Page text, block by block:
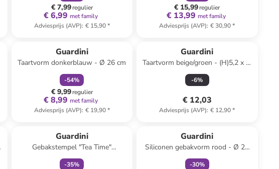
€ 7,99regulier
€ 6,99 met family
Adviesprijs (AVP): € 15,90*
€ 15,99regulier
€ 13,99 met family
Adviesprijs (AVP): € 30,90*
Guardini
Taartvorm donkerblauw - Ø 26 cm
-54%
€ 9,99regulier
€ 8,99 met family
Adviesprijs (AVP): € 19,90*
Guardini
Taartvorm beige/groen - (H)5,2 x Ø
28 cm
-6%
€ 12,03
Adviesprijs (AVP): € 12,90*
Guardini
Gebakstempel "Tea Time"
lichtblauw - Ø 6 cm
-35%
Guardini
Siliconen gebakvorm rood - Ø 24
cm
-30%